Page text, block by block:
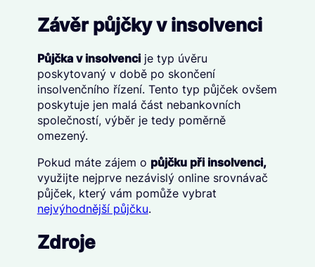
Závěr půjčky v insolvenci
Půjčka v insolvencije typ úvěru
poskytovaný v době po skončení
insolvenčního řízení. Tento typ půjček ovšem
poskytuje jen malá část nebankovních
společností, výběr je tedy poměrně
omezený.
Pokud máte zájem o půjčku při insolvenci,
využijte nejprve nezávislý online srovnávač
půjček, který vám pomůže vybrat
nejvýhodnější půjčku.
Zdroje